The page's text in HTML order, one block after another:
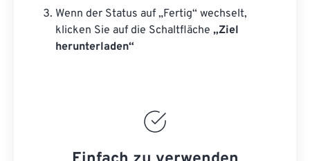
Wenn der Status auf „Fertig“ wechselt,
klicken Sie auf die Schaltfläche „Ziel
herunterladen“